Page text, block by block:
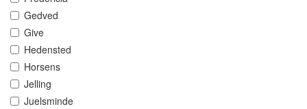
Gedved
Give
Hedensted
Horsens
Jelling
Juelsminde